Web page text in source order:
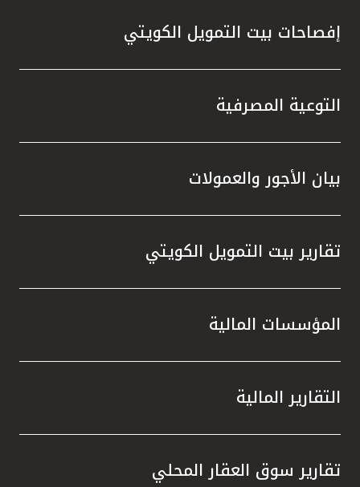
إفصاحات بيت التمويل الكويتي
التوعية المصرفية
بيان الأجور والعمولات
تقارير بيت التمويل الكويتي
المؤسسات المالية
التقارير المالية
تقارير سوق العقار المحلي